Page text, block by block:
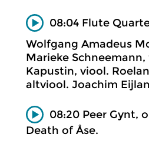
08:04 Flute
Wolfgang Amadeus
Marieke
Kapustin, viool.
altviool. Joachim
08:20 Peer Gynt,
Death of Åse.